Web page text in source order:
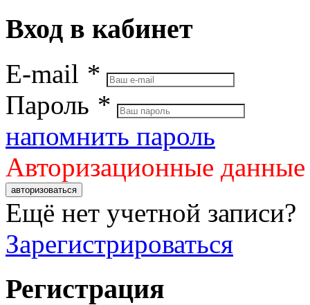
Вход в кабинет
E-mail *
Пароль *
напомнить пароль
Авторизационные
авторизоваться
Ещё нет учетной записи?
Зарегистрироваться
Регистрация